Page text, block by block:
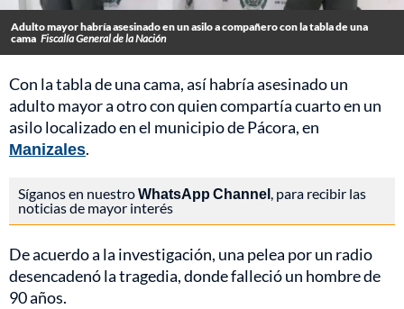
Adulto mayor habría asesinado en un asilo a compañero con la tabla de una
cama Fiscalía General de la Nación
Con la tabla de una cama, así habría asesinado un
adulto mayor a otro con quien compartía cuarto en un
asilo localizado en el municipio de Pácora, en
Manizales.
Síganos en nuestroWhatsApp Channel, para recibir las
noticias de mayor interés
De acuerdo a la investigación, una pelea por un radio
desencadenó la tragedia, donde falleció un hombre de
90 años.